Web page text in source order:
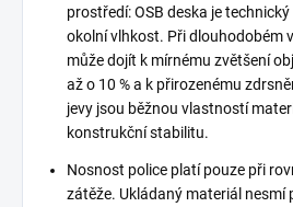
prostředí: OSB deska je
okolní vlhkost. Při dlouhodobém
může dojít k mírnému zvětšení
až o 10 % a k přirozenému
jevy jsou běžnou vlastností
konstrukční stabilitu.
Nosnost police platí pouze při
zátěže. Ukládaný materiál nesmí